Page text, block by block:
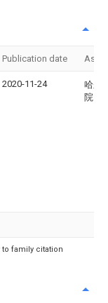
Publication date
2020-11-24
哈尔
院
to family citation